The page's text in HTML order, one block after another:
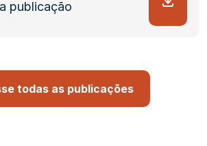
publicação
todas as publicações